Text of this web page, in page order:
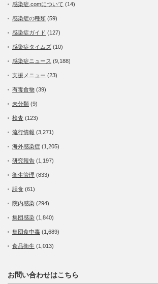
感染症.comについて (14)
感染症の種類 (59)
感染症ガイド (127)
感染症タイムズ (10)
感染症ニュース (9,188)
支援メニュー (23)
有毒食物 (39)
未分類 (9)
検査 (123)
流行情報 (3,271)
海外感染症 (1,205)
研究報告 (1,197)
衛生管理 (833)
誤食 (61)
院内感染 (294)
集団感染 (1,840)
集団食中毒 (1,689)
食品衛生 (1,013)
お問い合わせはこちら